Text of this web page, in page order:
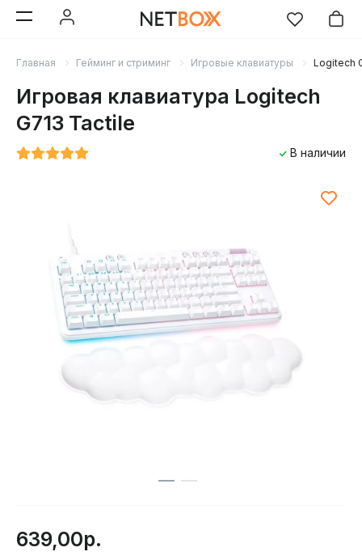
Главная Гейминг и стриминг Игровые клавиатуры Logitech
Игровая клавиатура Logitech
G713 Tactile
В наличии
639,00р.